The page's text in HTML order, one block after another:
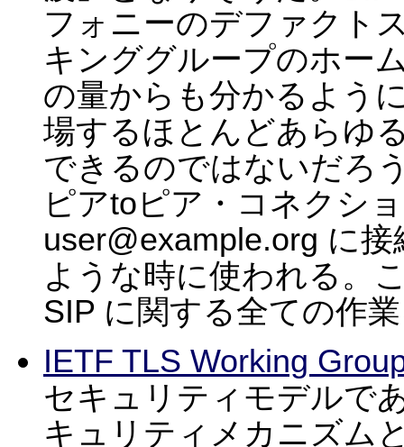
フォニーのデファクト
キンググループのホー
の量からも分かるよう
場するほとんどあらゆ
できるのではないだろ
ピアtoピア・コネクシ
user@example.org に
ような時に使われる。
SIP に関する全ての作
IETF TLS Working
セキュリティモデルで
キュリティメカニズム